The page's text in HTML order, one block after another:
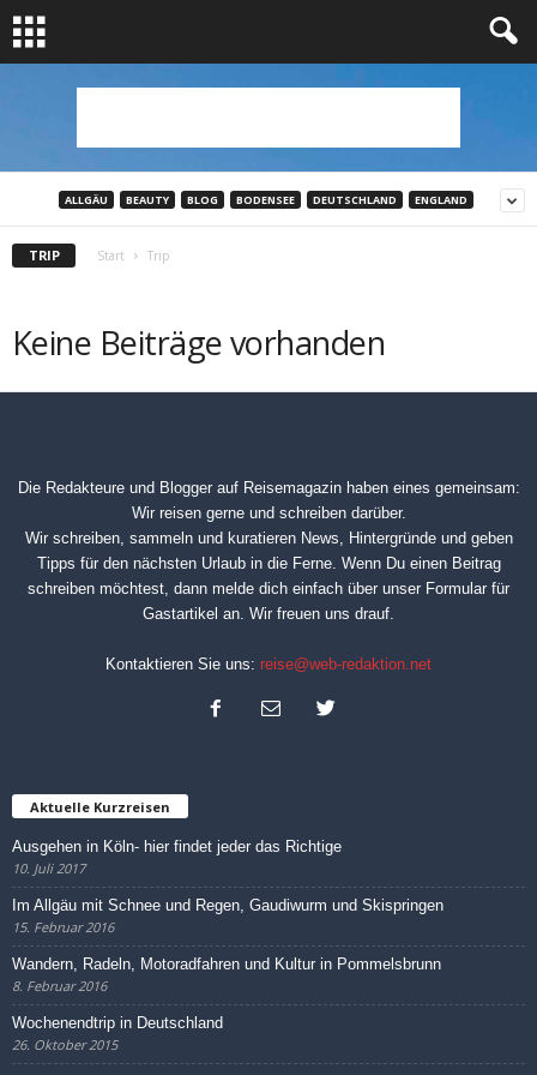
ALLGÄU BEAUTY BLOG BODENSEE DEUTSCHLAND ENGLAND
TRIP Start Trip
Keine Beiträge vorhanden
Die Redakteure und Blogger auf Reisemagazinhaben eines gemeinsam:
Wir reisen gerne und schreiben darüber.
Wir schreiben, sammeln und kuratieren News, Hintergründe und geben
Tipps für den nächsten Urlaub in die Ferne. Wenn Du einen Beitrag
schreiben möchtest, dann melde dich einfach über unser Formular für
Gastartikel an. Wir freuen uns drauf.
Kontaktieren Sie uns: reise@web-redaktion.net
Aktuelle Kurzreisen
Ausgehen in Köln- hier findet jeder das Richtige
10. Juli 2017
Im Allgäu mit Schnee und Regen, Gaudiwurm und Skispringen
15. Februar 2016
Wandern, Radeln, Motoradfahren und Kultur in Pommelsbrunn
8. Februar 2016
Wochenendtrip in Deutschland
26. Oktober 2015